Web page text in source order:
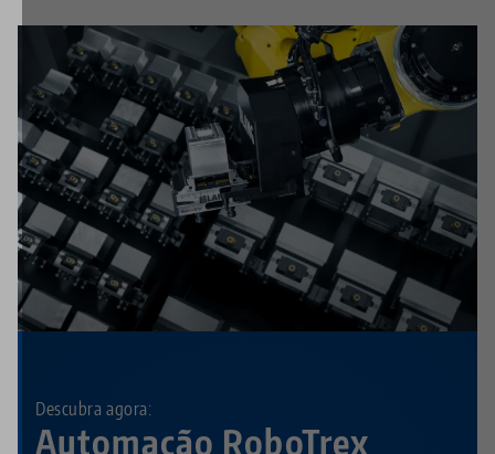
Automação RoboTrex
Descubra agora: